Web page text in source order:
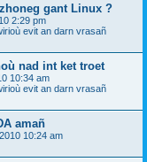
gant Linux ?
2:29 pm
evit an darn vrasañ
nad int ket troet
10:34 am
evit an darn vrasañ
amañ
10:24 am